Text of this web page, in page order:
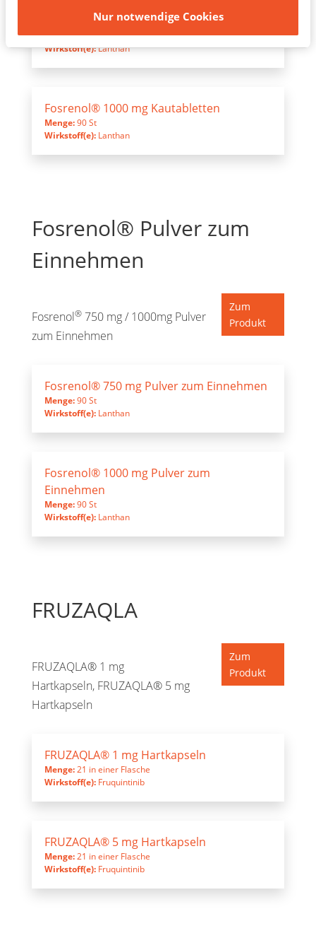
Nur notwendige Cookies
Fosrenol® 750 mg Kautabletten
Menge:90 St
Wirkstoff(e):Lanthan
Fosrenol® 1000 mg Kautabletten
Menge:90 St
Wirkstoff(e): Lanthan
Fosrenol® Pulver zum
Einnehmen
Fosrenol® 750 mg / 1000mg Pulver
zum Einnehmen
Zum
Produkt
Fosrenol® 750 mg Pulver zum Einnehmen
Menge:90 St
Wirkstoff(e): Lanthan
Fosrenol® 1000 mg Pulver zum
Einnehmen
Menge:90 St
Wirkstoff(e): Lanthan
FRUZAQLA
FRUZAQLA® 1 mg
Hartkapseln, FRUZAQLA® 5 mg
Hartkapseln
Zum
Produkt
FRUZAQLA® 1 mg Hartkapseln
Menge:21 in einer Flasche
Wirkstoff(e): Fruquintinib
FRUZAQLA® 5 mg Hartkapseln
Menge:21 in einer Flasche
Wirkstoff(e): Fruquintinib